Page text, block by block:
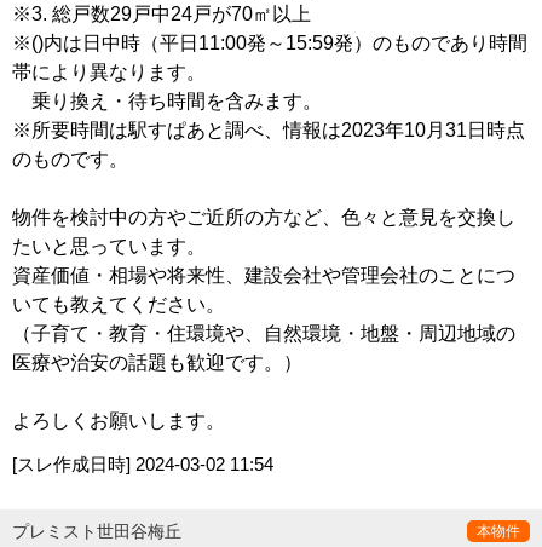
※3. 総戸数29戸中24戸が70㎡以上
※()内は日中時（平日11:00発～15:59発）のものであり時間
帯により異なります。
乗り換え・待ち時間を含みます。
※所要時間は駅すぱあと調べ、情報は2023年10月31日時点
のものです。
物件を検討中の方やご近所の方など、色々と意見を交換し
たいと思っています。
資産価値・相場や将来性、建設会社や管理会社のことにつ
いても教えてください。
（子育て・教育・住環境や、自然環境・地盤・周辺地域の
医療や治安の話題も歓迎です。）
よろしくお願いします。
[スレ作成日時] 2024-03-02 11:54
プレミスト世田谷梅丘 本物件